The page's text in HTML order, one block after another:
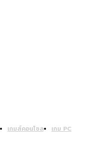
เกมส์คอนโซล
เกม PC